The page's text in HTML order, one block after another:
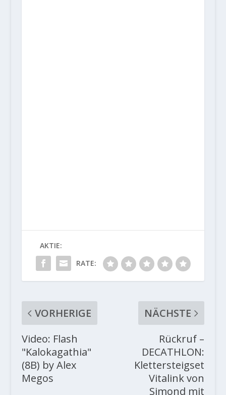
AKTIE:
RATE:
VORHERIGE
Video: Flash
"Kalokagathia"
(8B) by Alex
Megos
NÄCHSTE
Rückruf –
DECATHLON:
Klettersteigset
Vitalink von
Simond mit